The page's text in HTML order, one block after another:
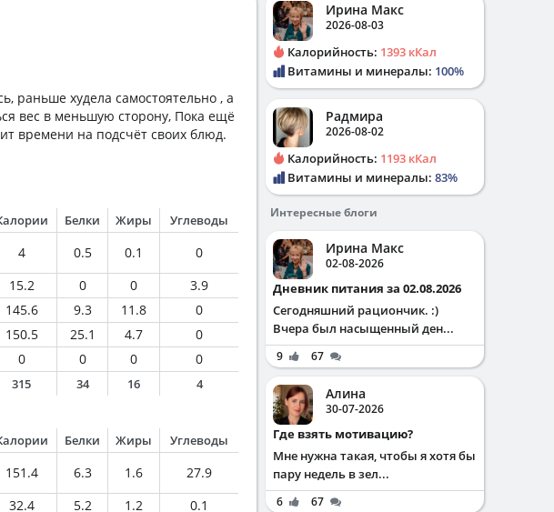
раньше худела самостоятельно , а
вес в меньшую сторону, Пока ещё
времени на подсчёт своих блюд.
Белки Жиры Углеводы
4 0.5 0.1
0
15.2 0 0
3.9
145.6 9.3 11.8
0
150.5 25.1 4.7
0
0 0 0
0
315 34 16 4
Белки Жиры Углеводы
151.4 6.3 1.6
27.9
32.4 5.2 1.2
0.1
Ирина Макс
2026-08-03
Калорийность: 1393 кКал
Витамины и минералы: 100%
Радмира
2026-08-02
Калорийность: 1193 кКал
Витамины и минералы: 83%
Интересные блоги
Ирина Макс
02-08-2026
Дневник питания за 02.08.2026
Сегодняшний рациончик. :)
Вчера был насыщенный ден...
9 67
Алина
30-07-2026
Где взять мотивацию?
Мне нужна такая, чтобы я хотя бы
пару недель в зел...
6 67